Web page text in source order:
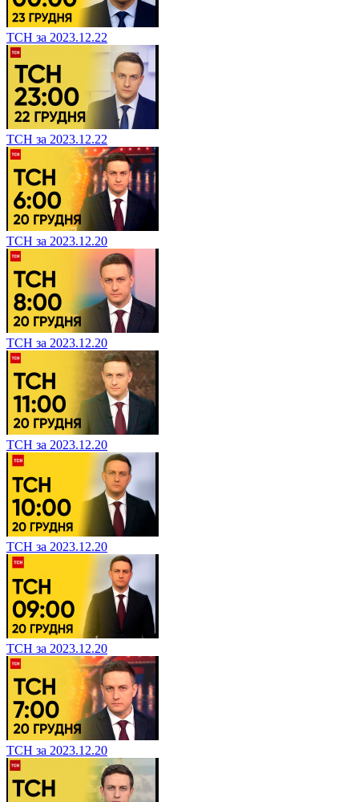
ТСН за 2023.12.22
ТСН за 2023.12.22
ТСН за 2023.12.20
ТСН за 2023.12.20
ТСН за 2023.12.20
ТСН за 2023.12.20
ТСН за 2023.12.20
ТСН за 2023.12.20